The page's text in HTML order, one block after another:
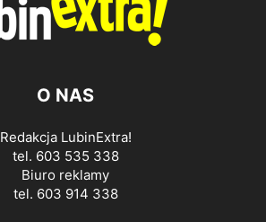
O NAS
Redakcja LubinExtra!
tel. 603 535 338
Biuro reklamy
tel. 603 914 338